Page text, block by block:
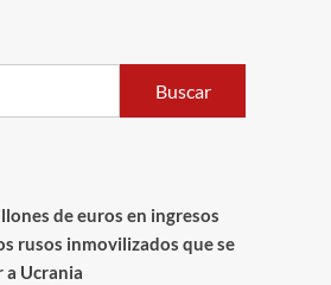
Buscar
de euros en ingresos
rusos inmovilizados que se
a Ucrania